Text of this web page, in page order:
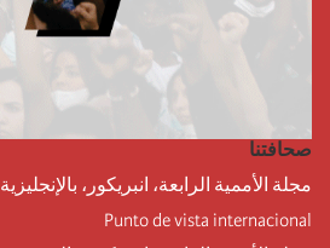
صحافتنا
مجلة الأممية الرابعة، انبريكور، بالإنجليزية
Punto de vista internacional